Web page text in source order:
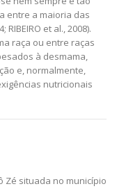
entre a maioria das
RIBEIRO et al., 2008).
raça ou entre raças
à desmama,
e, normalmente,
nutricionais
Zé situada no município